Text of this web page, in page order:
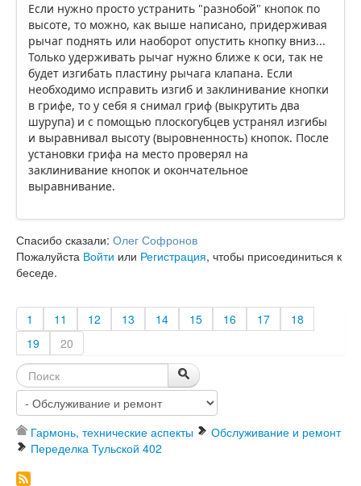
Если нужно просто устранить "разнобой" кнопок по
высоте, то можно, как выше написано, придерживая
рычаг поднять или наоборот опустить кнопку вниз...
Только удерживать рычаг нужно ближе к оси, так не
будет изгибать пластину рычага клапана. Если
необходимо исправить изгиб и заклинивание кнопки
в грифе, то у себя я снимал гриф (выкрутить два
шурупа) и с помощью плоскогубцев устранял изгибы
и выравнивал высоту (выровненность) кнопок. После
установки грифа на место проверял на
заклинивание кнопок и окончательное
выравнивание.
Спасибо сказали: Олег Софронов
Пожалуйста Войти или Регистрация, чтобы присоединиться к
беседе.
1 11 12 13 14 15 16 17
18
19
20
Гармонь, технические аспекты
Обслуживание и ремонт
Переделка Тульской 402